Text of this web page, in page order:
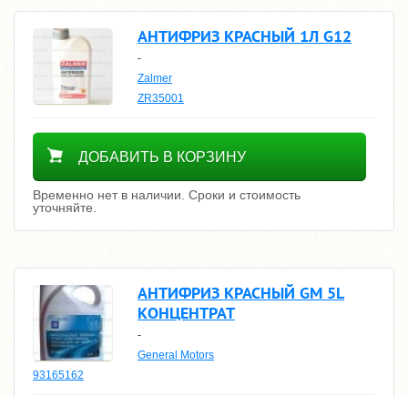
АНТИФРИЗ КРАСНЫЙ 1Л G12
-
Zalmer
ZR35001
Уточнить цену
ДОБАВИТЬ В КОРЗИНУ
Временно нет в наличии. Сроки и стоимость
уточняйте.
АНТИФРИЗ КРАСНЫЙ GM 5L
КОНЦЕНТРАТ
-
General Motors
93165162